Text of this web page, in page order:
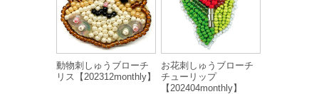
動物刺しゅうブローチ
リス【202312monthly】
お花刺しゅうブローチ
チューリップ
【202404monthly】